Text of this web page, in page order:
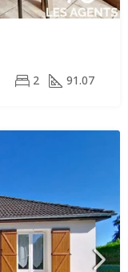
2 91.07